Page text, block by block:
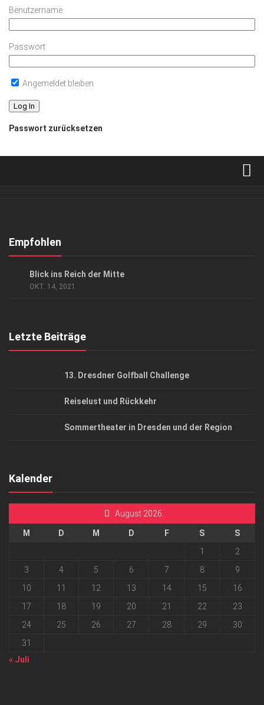
Benutzername
Passwort
Angemeldet bleiben
Passwort zurücksetzen
Kontakt, Impressum
Empfohlen
Blick ins Reich der Mitte
OKT. 14, 2021
Letzte Beiträge
13. Dresdner Golfball Challenge
Reiselust und Rückkehr
Sommertheater in Dresden und der Region
Kalender
August 2026
M D M D F S
S
1
2
3
4 5 6 7 8
9
10
11 12 13 14 15
16
17
18 19 20 21 22
23
24
25 26 27 28 29
30
31
« Juli